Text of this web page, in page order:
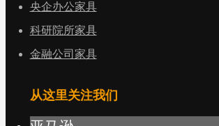
央企办公家具
科研院所家具
金融公司家具
从这里关注我们